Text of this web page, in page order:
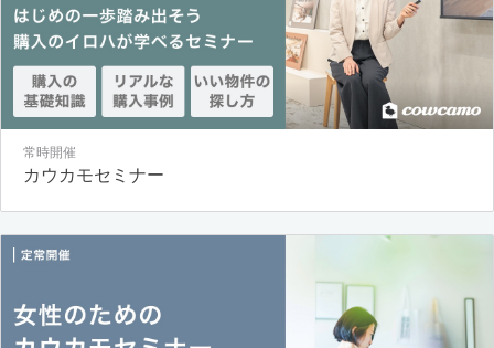
常時開催
カウカモセミナー